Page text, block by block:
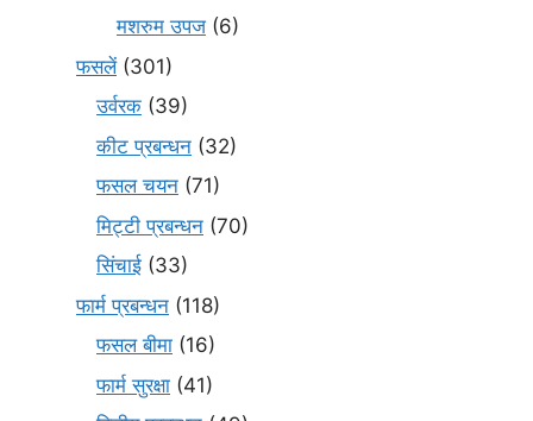
मशरुम उपज (6)
फसलें(301)
उर्वरक (39)
कीट प्रबन्धन (32)
फसल चयन (71)
मि‌ट्टी प्रबन्धन (70)
सिंचाई (33)
फार्म प्रबन्धन (118)
फसल बीमा (16)
फार्म सुरक्षा (41)